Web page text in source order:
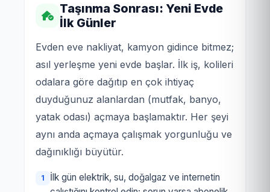
Taşınma Sonrası: Yeni Evde
İlk Günler
Evden eve nakliyat, kamyon gidince bitmez;
asıl yerleşme yeni evde başlar. İlk iş, kolileri
odalara göre dağıtıp en çok ihtiyaç
duyduğunuz alanlardan (mutfak, banyo,
yatak odası) açmaya başlamaktır. Her şeyi
aynı anda açmaya çalışmak yorgunluğu ve
dağınıklığı büyütür.
İlk gün elektrik, su, doğalgaz ve internetin